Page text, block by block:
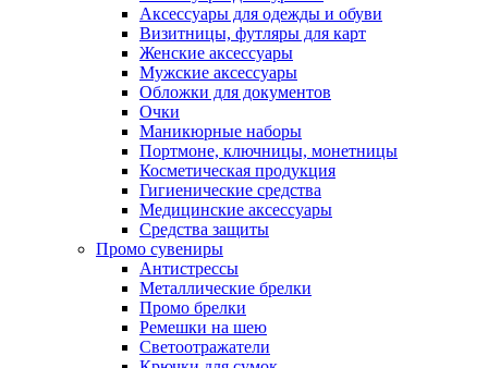
Аксессуары для одежды и обуви
Визитницы, футляры для карт
Женские аксессуары
Мужские аксессуары
Обложки для документов
Очки
Маникюрные наборы
Портмоне, ключницы, монетницы
Косметическая продукция
Гигиенические средства
Медицинские аксессуары
Средства защиты
Промо сувениры
Антистрессы
Металлические брелки
Промо брелки
Ремешки на шею
Светоотражатели